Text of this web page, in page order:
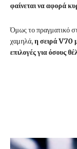
φαίνεται να αφορά
Όμως το πραγματικό
χαμηλά,η σειρά V70
επιλογές για όσους